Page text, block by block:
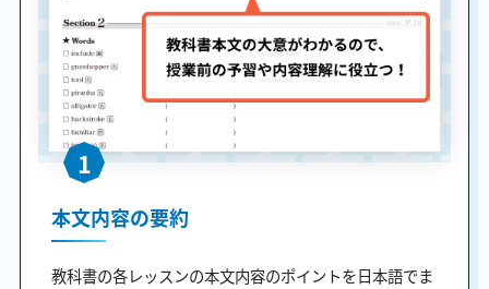
1
本文内容の要約
教科書の各レッスンの本文内容のポイントを日本語でま